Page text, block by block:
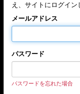
え、サイトにログイン
メールアドレス
パスワード
パスワードを忘れた場合